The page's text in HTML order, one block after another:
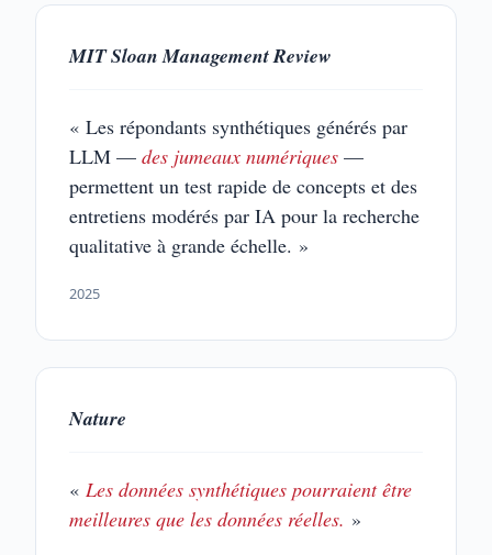
MIT Sloan Management Review
« Les répondants synthétiques générés par
LLM — des jumeaux numériques —
permettent un test rapide de concepts et des
entretiens modérés par IA pour la recherche
qualitative à grande échelle. »
2025
Nature
« Les données synthétiques pourraient être
meilleures que les données réelles. »